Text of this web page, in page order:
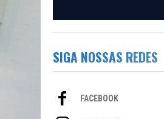
SIGA NOSSAS REDES
FACEBOOK